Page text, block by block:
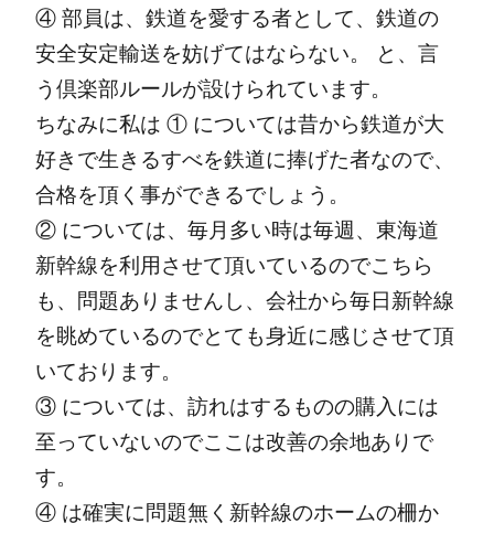
④ 部員は、鉄道を愛する者として、鉄道の
安全安定輸送を妨げてはならない。
と、言
う倶楽部ルールが設けられています。
ちなみに私は ① については昔から鉄道が大
好きで生きるすべを鉄道に捧げた者なので、
合格を頂く事ができるでしょう。
② については、毎月多い時は毎週、東海道
新幹線を利用させて頂いているのでこちら
も、問題ありませんし、会社から毎日新幹線
を眺めているのでとても身近に感じさせて頂
いております。
③ については、訪れはするものの購入には
至っていないのでここは改善の余地ありで
す。
④ は確実に問題無く新幹線のホームの柵か